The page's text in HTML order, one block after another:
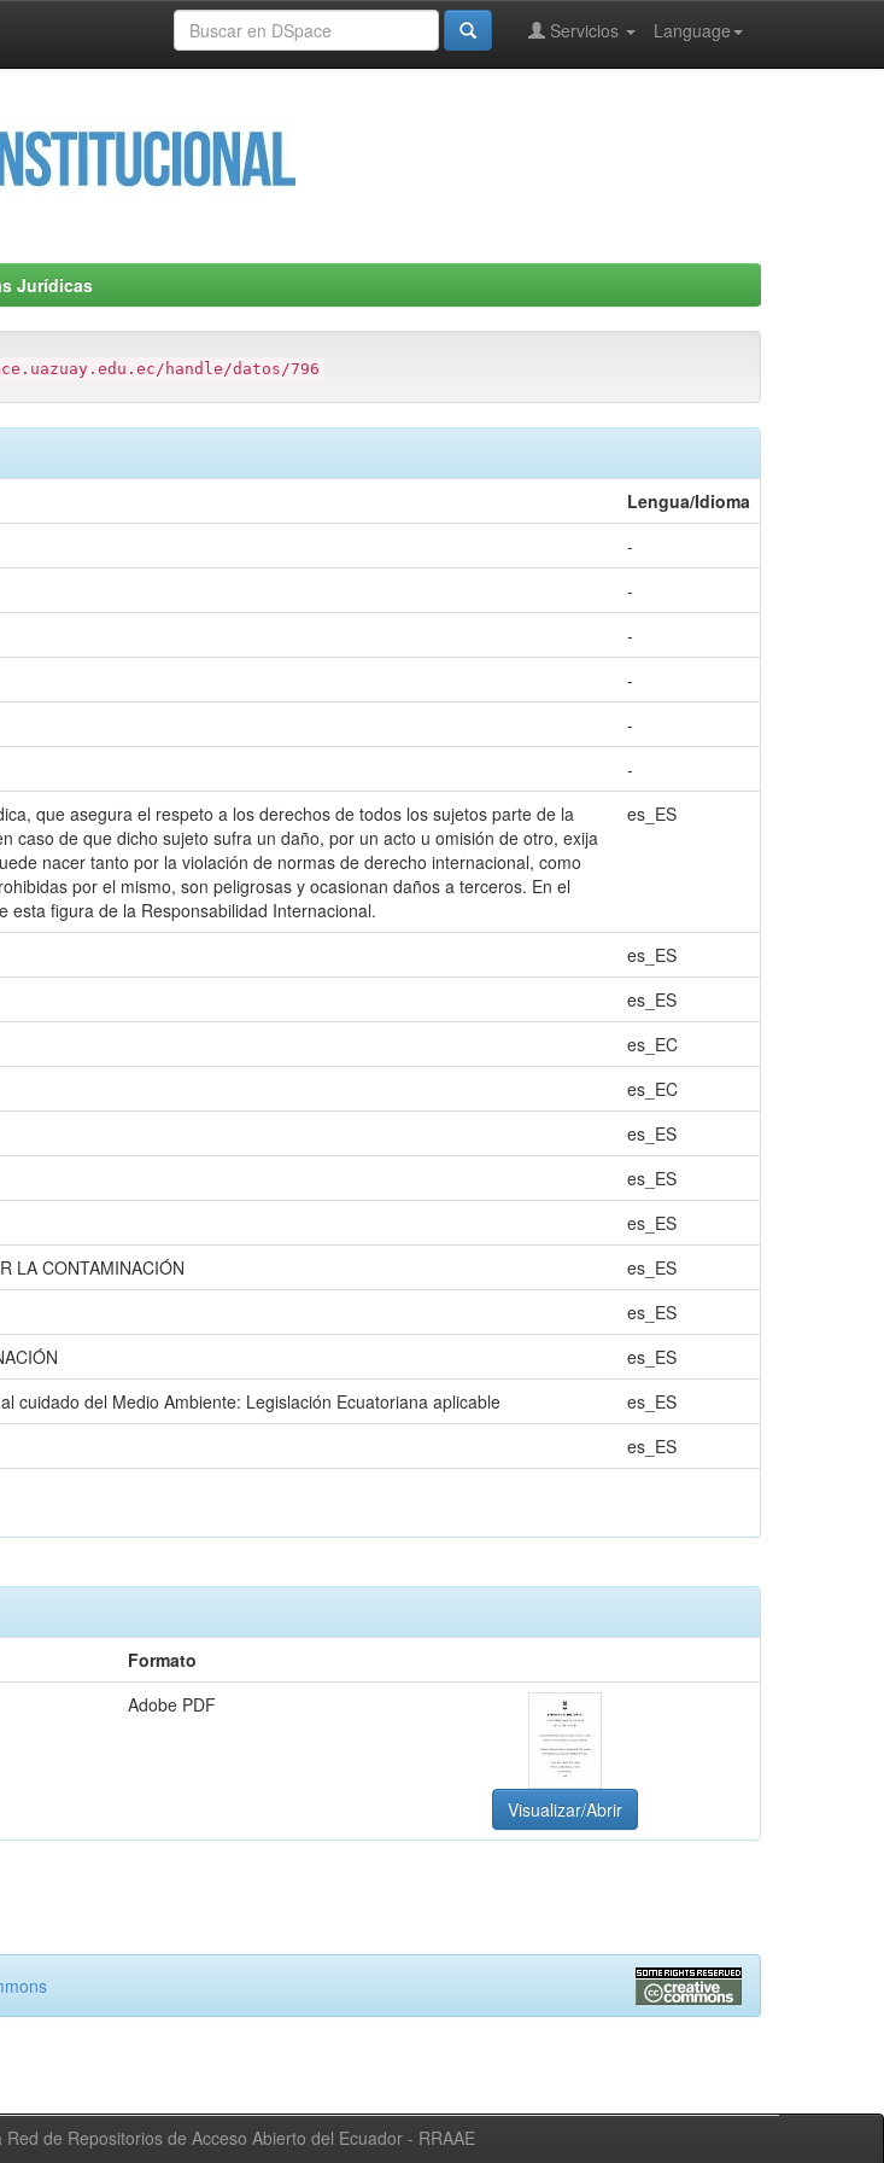
Language
Servicios
Jurídicas
handle/datos/796
Lengua/Idioma
-
-
-
-
-
-
que asegura el respeto a los derechos de todos los sujetos parte de la
caso de que dicho sujeto sufra un daño, por un acto u omisión de otro, exija
nacer tanto por la violación de normas de derecho internacional, como
por el mismo, son peligrosas y ocasionan daños a terceros. En el
figura de la Responsabilidad Internacional.
es_ES
es_ES
es_ES
es_EC
es_EC
es_ES
es_ES
es_ES
LA CONTAMINACIÓN
es_ES
es_ES
es_ES
cuidado del Medio Ambiente: Legislación Ecuatoriana aplicable
es_ES
es_ES
Formato
Adobe PDF
Visualizar/Abrir
de Repositorios de Acceso Abierto del Ecuador - RRAAE